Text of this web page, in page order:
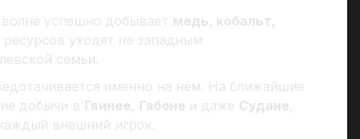
волне успешно добывает медь, кобальт,
уходят не западным
семьи.
именно на нём. На ближайшие
добычи в Гвинее, Габоне и даже Судане,
внешний игрок.